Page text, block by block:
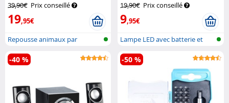
39,90€ Prix conseillé
19,95€
Repousse animaux par
ultrasons avec...
19,90€ Prix conseillé
9,95€
Lampe LED avec batterie et
détecteu...
-40 % -50 %